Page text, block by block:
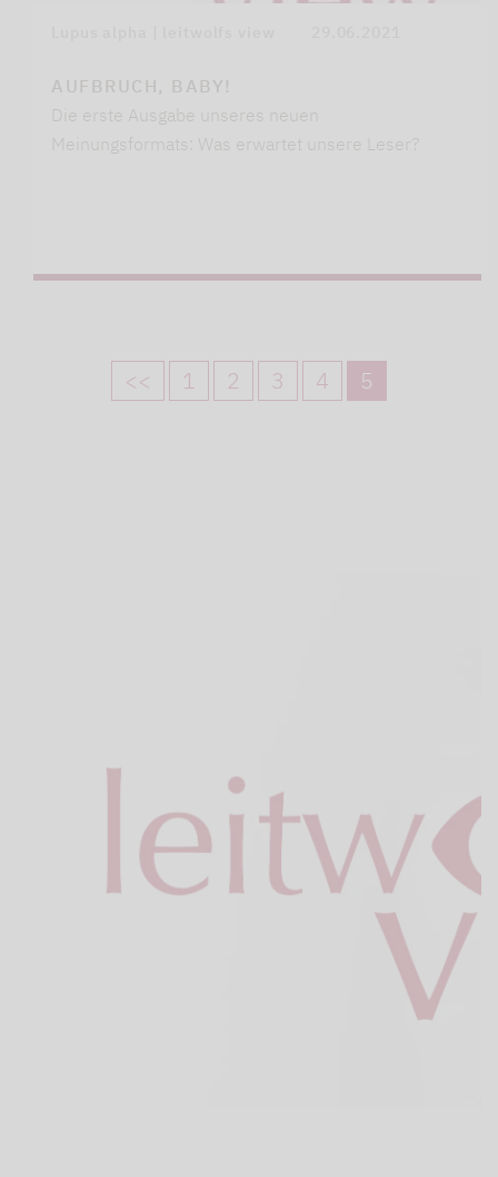
AUFBRUCH, BABY!
Die erste Ausgabe unseres neuen
Meinungsformats: Was erwartet unsere Leser?
<< 1 2 3 4 5